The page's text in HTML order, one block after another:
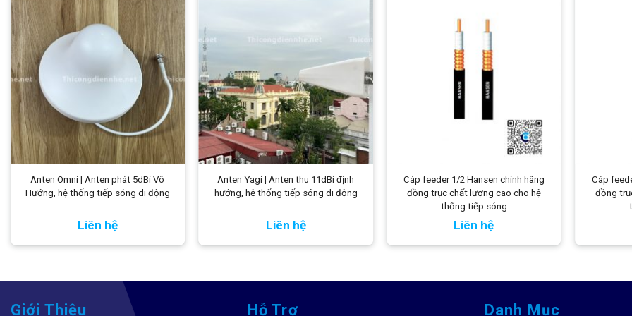
Anten Omni | Anten phát 5dBi Vô
Hướng, hệ thống tiếp sóng di động
Liên hệ
Anten Yagi | Anten thu 11dBi định
hướng, hệ thống tiếp sóng di động
Liên hệ
Cáp feeder 1/2 Hansen chính hãng
đồng trục chất lượng cao cho hệ
thống tiếp sóng
Liên hệ
Cáp
đồng
Giới Thiệu Hỗ Trợ Danh Mục